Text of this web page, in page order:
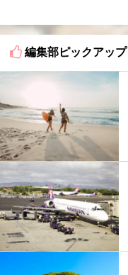
編集部ピックアップ